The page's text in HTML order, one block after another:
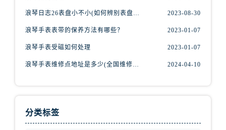
2023-08-30
浪琴手表表带的保养方法有哪些？ 2023-01-07
浪琴手表受磁如何处理 2023-01-07
2024-04-10
分类标签